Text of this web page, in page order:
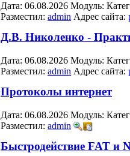
Дата: 06.08.2026 Модуль:
Разместил: admin Адрес сайта:
Д.В. Николенко -
Дата: 06.08.2026 Модуль:
Разместил: admin Адрес сайта:
Протоколы интернет
Дата: 06.08.2026 Модуль:
Разместил: admin
Быстродействие FAT и